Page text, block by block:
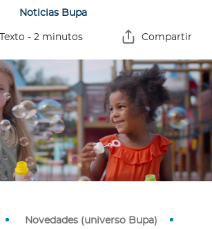
Bupa
Noticias Bupa
Texto - 2minutos Compartir
Novedades (universo Bupa)